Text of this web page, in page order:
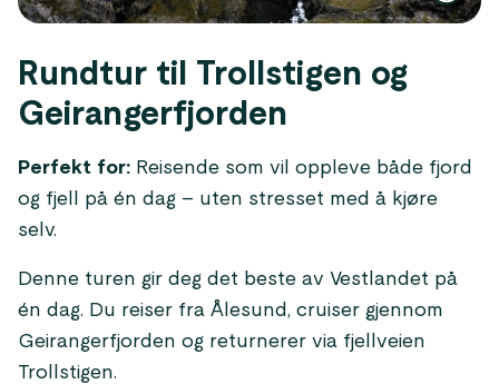
Rundtur til Trollstigen og
Geirangerfjorden
Perfekt for: Reisende som vil oppleve både fjord
og fjell på én dag – uten stresset med å kjøre
selv.
Denne turen gir deg det beste av Vestlandet på
én dag. Du reiser fra Ålesund, cruiser gjennom
Geirangerfjorden og returnerer via fjellveien
Trollstigen.